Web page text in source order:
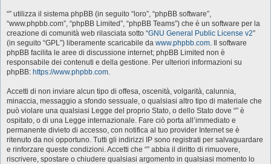
“” utilizza il sistema phpBB (in seguito “loro”, “phpBB software”,
“www.phpbb.com”, “phpBB Limited”, “phpBB Teams”) che è un software per la
creazione di comunità web rilasciata sotto “GNU General Public License v2”
(in seguito “GPL”) liberamente scaricabile da www.phpbb.com. Il software
phpBB facilita le aree di discussione internet; phpBB Limited non è
responsabile dei contenuti e della gestione. Per ulteriori informazioni su
phpBB: https://www.phpbb.com.
Accetti di non inviare alcun tipo di offesa, oscenità, volgarità, calunnia,
minaccia, messaggio a sfondo sessuale, o qualsiasi altro tipo di materiale che
può violare una qualsiasi Legge del proprio Stato, o dello Stato dove “” è
ospitato, o di una Legge internazionale. Fare ciò porta all’immediato e
permanente divieto di accesso, con notifica al tuo provider Internet se è
ritenuto da noi opportuno. Tutti gli indirizzi IP sono registrati per salvaguardare
e rinforzare queste condizioni. Accetti che “” abbia il diritto di rimuovere,
riscrivere, spostare o chiudere qualsiasi argomento in qualsiasi momento lo